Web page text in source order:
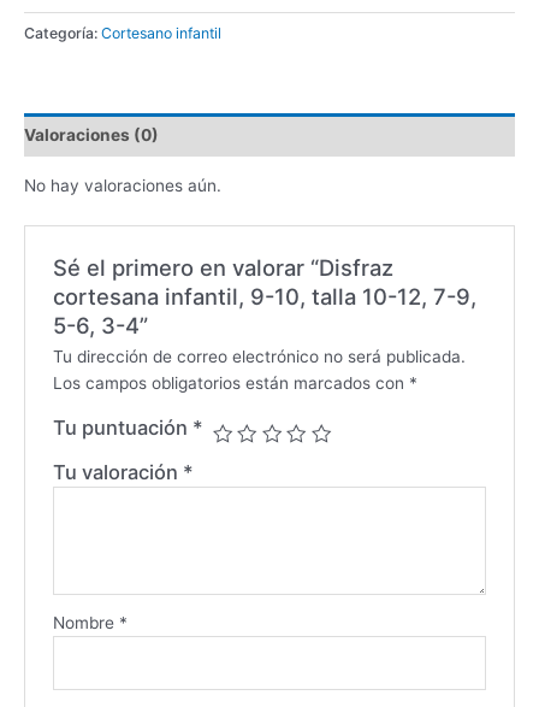
Categoría: Cortesano infantil
Valoraciones (0)
No hay valoraciones aún.
Sé el primero en valorar “Disfraz
cortesana infantil, 9-10, talla 10-12, 7-9,
5-6, 3-4”
Tu dirección de correo electrónico no será publicada.
Los campos obligatorios están marcados con *
Tu puntuación *
Tu valoración *
Nombre *